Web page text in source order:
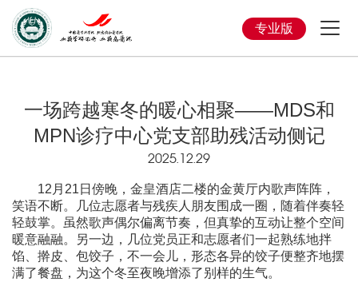
专业版
一场跨越寒冬的暖心相聚——MDS和
MPN诊疗中心党支部助残活动侧记
2025.12.29
12月21日傍晚，金皇酒店二楼的金黄厅内歌声阵阵，
笑语不断。几位志愿者与残疾人朋友围成一圈，随着伴奏轻
轻鼓掌。虽然歌声偶尔偏离节奏，但真挚的互动让整个空间
暖意融融。另一边，几位党员正和志愿者们一起熟练地拌
馅、擀皮、包饺子，不一会儿，形态各异的饺子便整齐地摆
满了餐盘，为这个冬至夜晚增添了别样的生气。